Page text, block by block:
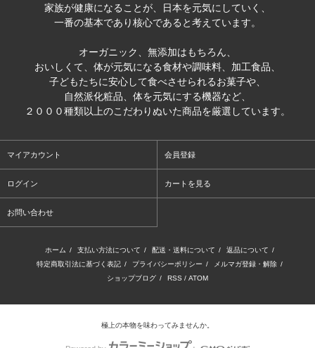
家族が健康になることが、日本を元気にしていく、
一番の基本であり核心であると考えています。
オーガニック、無添加はもちろん、
おいしくて、体が元気になる食材や調味料、加工食品、
子どもたちに安心して食べさせられるお菓子や、
自然派化粧品、体を元気にする機器など、
２０００種類以上のこだわりぬいた商品を厳選しています。
マイアカウント 会員登録
ログイン カートを見る
お問い合わせ
ホーム / 支払い方法について / 配送・送料について / 返品について /
特定商取引法に基づく表記 / プライバシーポリシー / メルマガ登録・解除 /
ショップブログ / RSS / ATOM
極上の本物を味わってみませんか。